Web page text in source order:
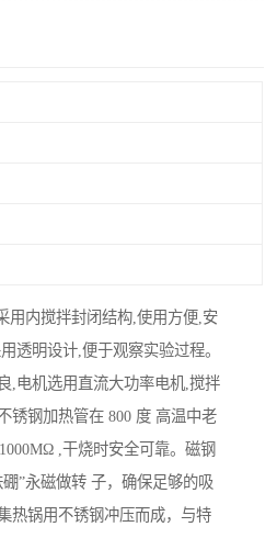
用内搅拌封闭结构,使用方便,安
透明设计,便于观察实验过程。
,电机选用直流大功率电机,搅拌
锈钢加热管在 800 度 高温中老
,干烧时安全可靠。磁钢
”永磁做转 子，确保足够的吸
热锅用不锈钢冲压而成，与特